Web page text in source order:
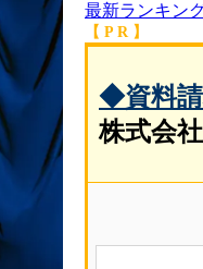
最新ランキン
【 P R 】
◆資料
株式会